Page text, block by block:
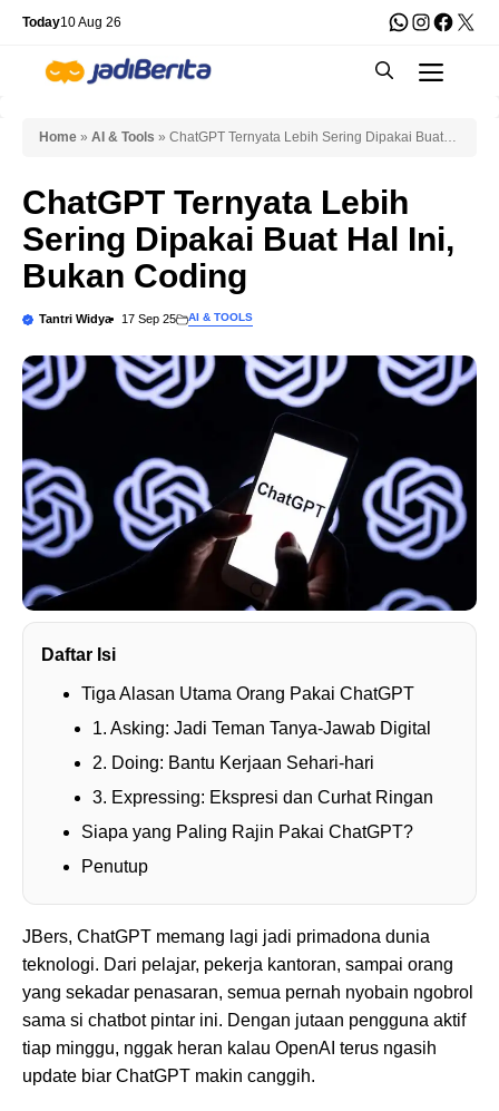
Skip
content
Today10 Aug 26 WhatsApp
X
Home » AI & Tools » ChatGPT Ternyata Lebih Sering Dipakai Buat
ChatGPT Ternyata Lebih
Sering Dipakai Buat Hal Ini,
Bukan Coding
Tantri Widya 17 Sep 25 AI & TOOLS
Daftar Isi
Tiga Alasan Utama Orang Pakai ChatGPT
1. Asking: Jadi Teman Tanya-Jawab Digital
2. Doing: Bantu Kerjaan Sehari-hari
3. Expressing: Ekspresi dan Curhat Ringan
Siapa yang Paling Rajin Pakai ChatGPT?
Penutup
JBers, ChatGPT memang lagi jadi primadona dunia
teknologi. Dari pelajar, pekerja kantoran, sampai orang
yang sekadar penasaran, semua pernah nyobain ngobrol
sama si chatbot pintar ini. Dengan jutaan pengguna aktif
tiap minggu, nggak heran kalau OpenAI terus ngasih
update biar ChatGPT makin canggih.